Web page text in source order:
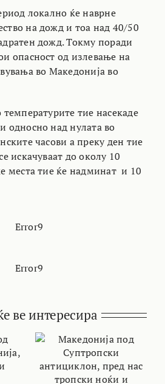
локално ќе наврне
на дожд и тоа над 40/50
дожд. Токму поради
опасност од излевање на
во Македонија во
тие насекаде
односно над нулата во
часови а преку ден тие
искачуваат до околу 10
места тие ќе надминат и 10
Error9
Error9
ве интересира